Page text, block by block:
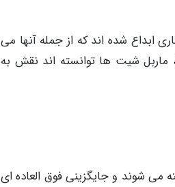
ابداع شده اند که از جمله آنها می
ماربل شیت ها توانسته اند نقش به
شوند و جایگزینی فوق العاده ای